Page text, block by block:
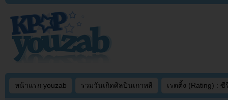
หน้าแรก youzab รวมวันเกิดศิลปินเกาหลี เรตติ้ง (Rating) : ซี